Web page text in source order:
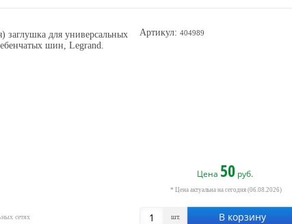
Артикул: 404989
Цена 50 руб.
* Цена актуальна на сегодня (06.08.2026)
шт. В корзину
заглушка для универсальных
шин, Legrand.
сетях